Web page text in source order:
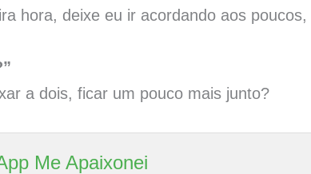
hora, deixe eu ir acordando aos
a dois, ficar um pouco mais junto?
Me Apaixonei